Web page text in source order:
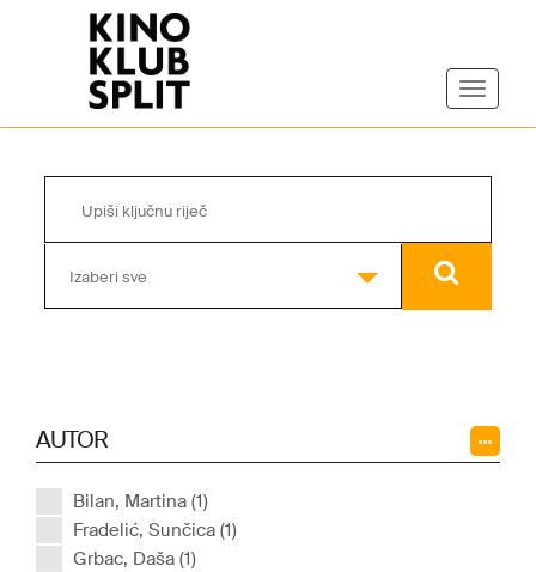
Izaberi sve
AUTOR
Bilan, Martina (1)
Fradelić, Sunčica (1)
Grbac, Daša (1)